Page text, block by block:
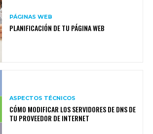
PÁGINAS WEB
PLANIFICACIÓN DE TU PÁGINA WEB
ASPECTOS TÉCNICOS
CÓMO MODIFICAR LOS SERVIDORES DE DNS DE
TU PROVEEDOR DE INTERNET